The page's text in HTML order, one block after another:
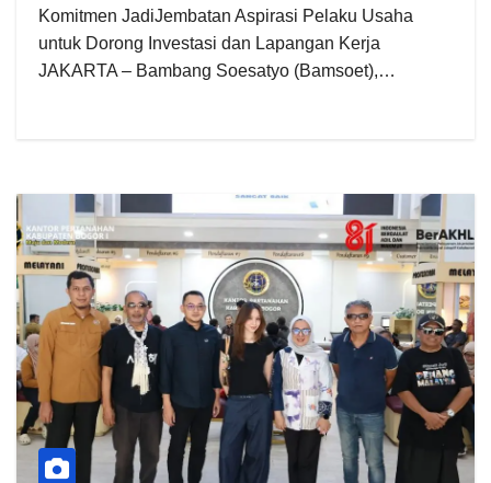
Komitmen JadiJembatan Aspirasi Pelaku Usaha
untuk Dorong Investasi dan Lapangan Kerja
JAKARTA – Bambang Soesatyo (Bamsoet),…